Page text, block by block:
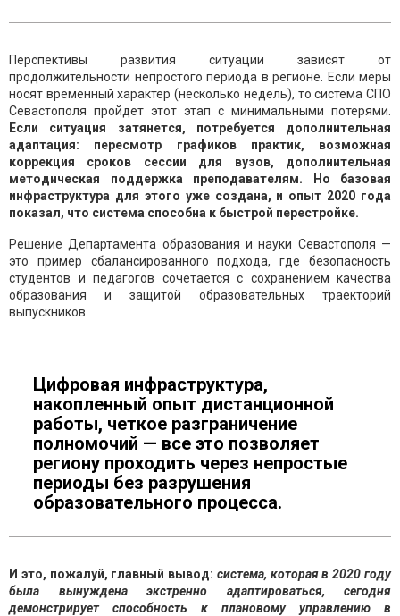
Перспективы развития ситуации зависят от
продолжительности непростого периода в регионе. Если меры
носят временный характер (несколько недель), то система СПО
Севастополя пройдет этот этап с минимальными потерями.
Если ситуация затянется, потребуется дополнительная
адаптация: пересмотр графиков практик, возможная
коррекция сроков сессии для вузов, дополнительная
методическая поддержка преподавателям. Но базовая
инфраструктура для этого уже создана, и опыт 2020 года
показал, что система способна к быстрой перестройке.
Решение Департамента образования и науки Севастополя —
это пример сбалансированного подхода, где безопасность
студентов и педагогов сочетается с сохранением качества
образования и защитой образовательных траекторий
выпускников.
Цифровая инфраструктура,
накопленный опыт дистанционной
работы, четкое разграничение
полномочий — все это позволяет
региону проходить через непростые
периоды без разрушения
образовательного процесса.
И это, пожалуй, главный вывод: система, которая в 2020 году
была вынуждена экстренно адаптироваться, сегодня
демонстрирует способность к плановому управлению в